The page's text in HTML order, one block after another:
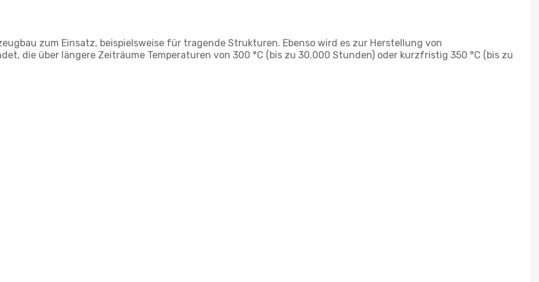
zum Einsatz, beispielsweise für tragende Strukturen. Ebenso wird es zur Herstellung von
die über längere Zeiträume Temperaturen von 300 °C (bis zu 30.000 Stunden) oder kurzfristig 350 °C (bis zu